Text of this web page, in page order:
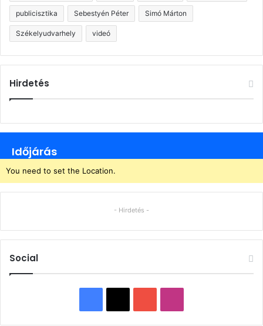
publicisztika Sebestyén Péter Simó Márton
Székelyudvarhely videó
Hirdetés
Időjárás
You need to set the Location.
- Hirdetés -
Social